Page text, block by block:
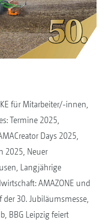
für Mitarbeiter/-innen,
Termine 2025,
Days 2025,
2025, Neuer
Langjährige
AMAZONE und
der 30. Jubiläumsmesse,
BBG Leipzig feiert